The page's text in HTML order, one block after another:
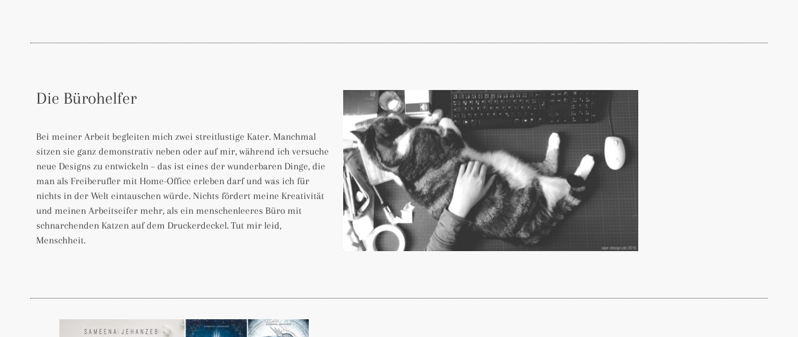
Die Bürohelfer
Bei meiner Arbeit begleiten mich zwei streitlustige Kater. Manchmal
sitzen sie ganz demonstrativ neben oder auf mir, während ich versuche
neue Designs zu entwickeln – das ist eines der wunderbaren Dinge, die
man als Freiberufler mit Home-Office erleben darf und was ich für
nichts in der Welt eintauschen würde. Nichts fördert meine Kreativität
und meinen Arbeitseifer mehr, als ein menschenleeres Büro mit
schnarchenden Katzen auf dem Druckerdeckel. Tut mir leid,
Menschheit.